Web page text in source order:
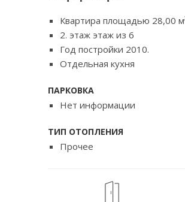
Квартира площадью 28,00
2. этаж этаж из 6
Год постройки 2010.
Отдельная кухня
ПАРКОВКА
Нет информации
ТИП ОТОПЛЕНИЯ
Прочее